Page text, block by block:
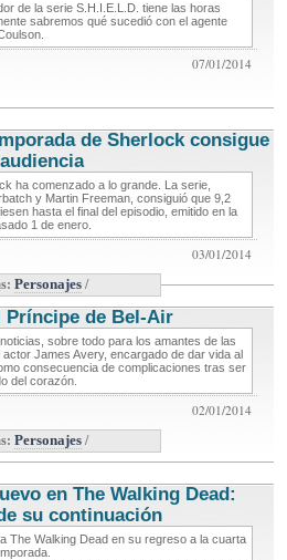
de la serie S.H.I.E.L.D. tiene las horas
sabremos qué sucedió con el agente
07/01/2014
de Sherlock consigue
noticias de series
ha comenzado a lo grande. La serie,
y Martin Freeman, consiguió que 9,2
hasta el final del episodio, emitido en la
1 de enero.
03/01/2014
Personajes/
de Bel-Air
sobre todo para los amantes de las
James Avery, encargado de dar vida al
consecuencia de complicaciones tras ser
del corazón.
02/01/2014
Personajes/
en The Walking Dead:
su continuación
The Walking Dead en su regreso a la cuarta